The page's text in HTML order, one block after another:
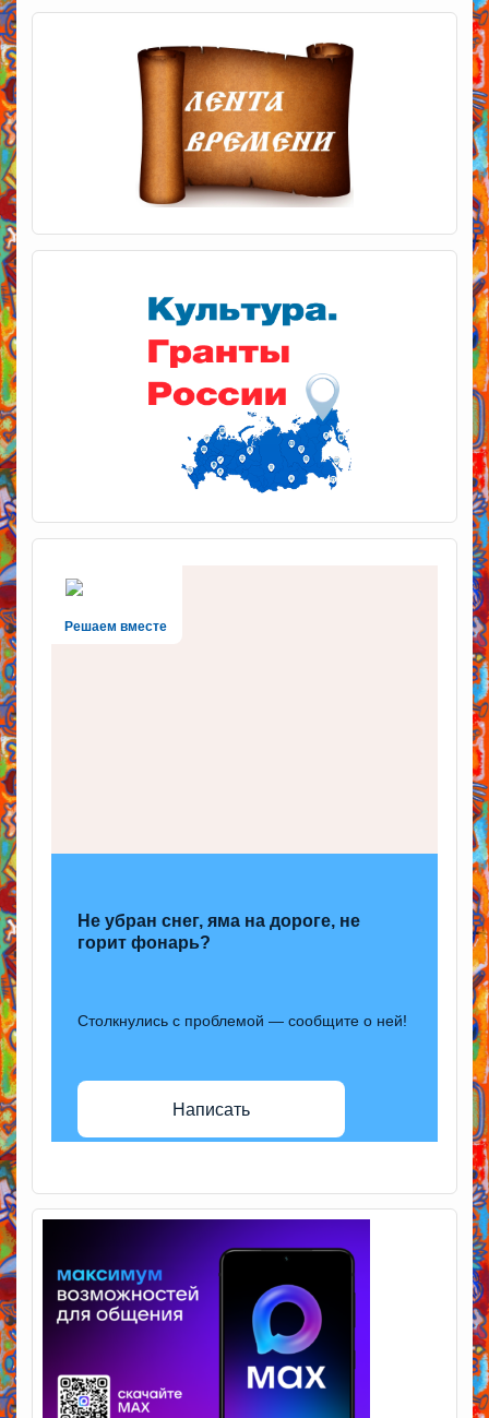
Решаем вместе
Не убран снег, яма на дороге, не
горит фонарь?
Столкнулись с проблемой — сообщите о ней!
Написать